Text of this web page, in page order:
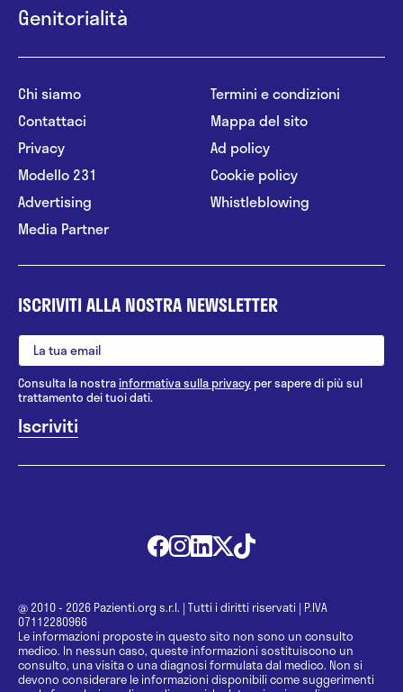
Genitorialità
Chi siamo
Contattaci
Privacy
Modello 231
Advertising
Media Partner
Termini e condizioni
Mappa del sito
Ad policy
Cookie policy
Whistleblowing
ISCRIVITI ALLA NOSTRA NEWSLETTER
Consulta la nostrainformativa sulla privacy per sapere di più sul
trattamento dei tuoi dati.
@ 2010 - 2026 Pazienti.org s.r.l. | Tutti i diritti riservati | P.IVA
07112280966
Le informazioni proposte in questo sito non sono un consulto
medico. In nessun caso, queste informazioni sostituiscono un
consulto, una visita o una diagnosi formulata dal medico. Non si
devono considerare le informazioni disponibili come suggerimenti